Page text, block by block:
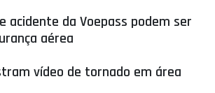
acidente da Voepass podem ser
aérea
vídeo de tornado em área